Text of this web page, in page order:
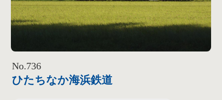
No.736
ひたちなか海浜鉄道